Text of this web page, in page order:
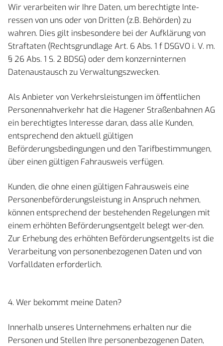
Wir verarbeiten wir Ihre Daten, um berechtigte Inte-
ressen von uns oder von Dritten (z.B. Behörden) zu
wahren. Dies gilt insbesondere bei der Aufklärung von
Straftaten (Rechtsgrundlage Art. 6 Abs. 1 f DSGVO i. V. m.
§ 26 Abs. 1 S. 2 BDSG) oder dem konzerninternen
Datenaustausch zu Verwaltungszwecken.
Als Anbieter von Verkehrsleistungen im öffentlichen
Personennahverkehr hat die Hagener Straßenbahnen AG
ein berechtigtes Interesse daran, dass alle Kunden,
entsprechend den aktuell gültigen
Beförderungsbedingungen und den Tarifbestimmungen,
über einen gültigen Fahrausweis verfügen.
Kunden, die ohne einen gültigen Fahrausweis eine
Personenbeförderungsleistung in Anspruch nehmen,
können entsprechend der bestehenden Regelungen mit
einem erhöhten Beförderungsentgelt belegt wer-den.
Zur Erhebung des erhöhten Beförderungsentgelts ist die
Verarbeitung von personenbezogenen Daten und von
Vorfalldaten erforderlich.
4. Wer bekommt meine Daten?
Innerhalb unseres Unternehmens erhalten nur die
Personen und Stellen Ihre personenbezogenen Daten,